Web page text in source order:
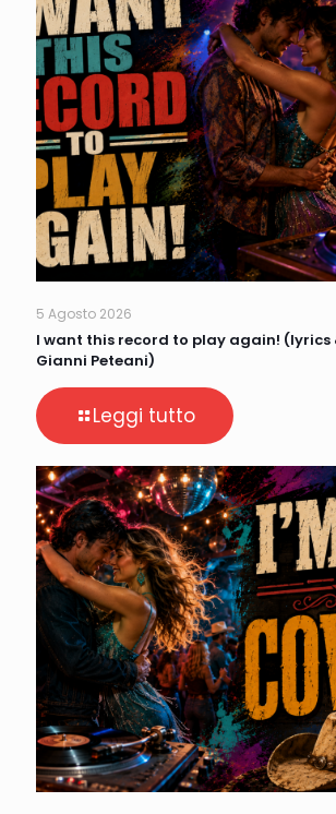
5 Agosto 2026
I want this record to play again! (lyrics
Gianni Peteani)
Leggi tutto